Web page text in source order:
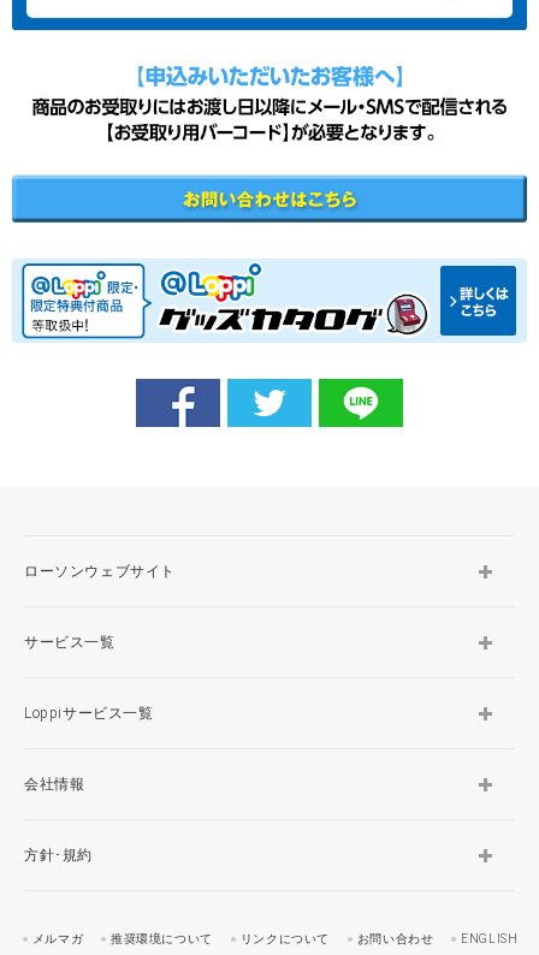
ローソンウェブサイト
サービス一覧
Loppiサービス一覧
会社情報
方針･規約
メルマガ 推奨環境について リンクについて お問い合わせ ENGLISH